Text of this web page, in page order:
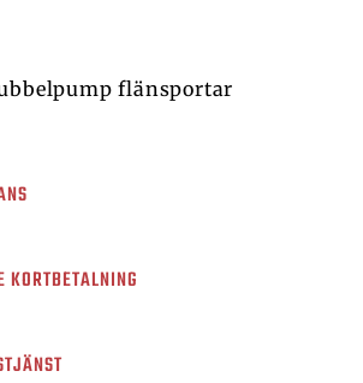
flänsportar